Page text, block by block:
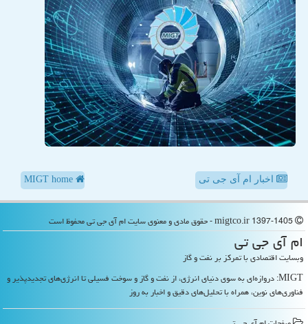
اخبار ام آی جی تی
ام آی جی تی
وبسایت اقتصادی با تمرکز بر نفت و گاز
MIGT: دروازه‌ای به سوی دنیای انرژی، از نفت و گاز و سوخت فسیلی تا انرژی‌های تجدیدپذیر و
فناوری‌های نوین، همراه با تحلیل‌های دقیق و اخبار به روز